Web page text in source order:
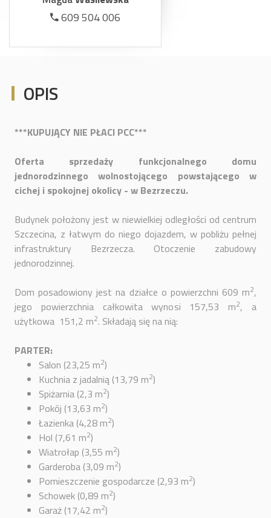
609 504 006
OPIS
***KUPUJĄCY NIE PŁACI PCC***
Oferta sprzedaży funkcjonalnego domu
jednorodzinnego wolnostojącego powstającego w
cichej i spokojnej okolicy - w Bezrzeczu.
Budynek położony jest w niewielkiej odległości od centrum
Szczecina, z łatwym do niego dojazdem, w pobliżu pełnej
infrastruktury Bezrzecza. Otoczenie zabudowy
jednorodzinnej.
Dom posadowiony jest na działce o powierzchni 609 m2,
jego powierzchnia całkowita wynosi 157,53 m2, a
użytkowa 151,2 m2. Składają się na nią:
PARTER:
Salon (23,25 m2)
Kuchnia z jadalnią (13,79 m2)
Spiżarnia (2,3 m2)
Pokój (13,63 m2)
Łazienka (4,28 m2)
Hol (7,61 m2)
Wiatrołap (3,55 m2)
Garderoba (3,09 m2)
Pomieszczenie gospodarcze (2,93 m2)
Schowek (0,89 m2)
Garaż (17,42 m2)